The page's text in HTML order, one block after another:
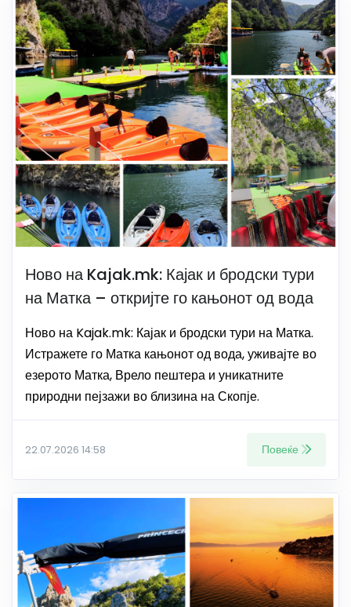
Ново на Kajak.mk: Кајак и бродски тури
на Матка – откријте го кањонот од вода
Ново на Kajak.mk: Кајак и бродски тури на Матка.
Истражете го Матка кањонот од вода, уживајте во
езерото Матка, Врело пештера и уникатните
природни пејзажи во близина на Скопје.
22.07.2026 14:58 Повеќе